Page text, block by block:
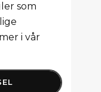
som
i vår